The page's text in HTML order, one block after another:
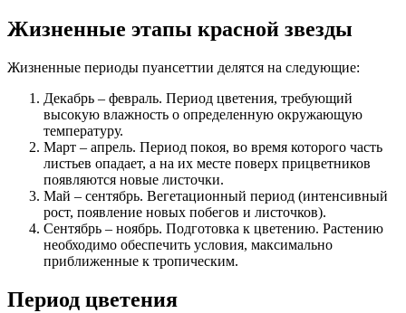
Жизненные этапы красной звезды
Жизненные периоды пуансеттии делятся на следующие:
Декабрь – февраль. Период цветения, требующий
высокую влажность о определенную окружающую
температуру.
Март – апрель. Период покоя, во время которого часть
листьев опадает, а на их месте поверх прицветников
появляются новые листочки.
Май – сентябрь. Вегетационный период (интенсивный
рост, появление новых побегов и листочков).
Сентябрь – ноябрь. Подготовка к цветению. Растению
необходимо обеспечить условия, максимально
приближенные к тропическим.
Период цветения